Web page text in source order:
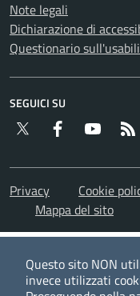
Note legali
Dichiarazione di
Questionario
SEGUICI SU
Twitter Facebook YouTube
Privacy Cookie
Mappa del sito
Questo sito NON
invece utilizzati